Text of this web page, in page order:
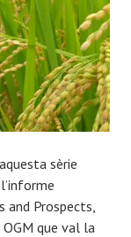
sèrie
and Prospects,
que val la